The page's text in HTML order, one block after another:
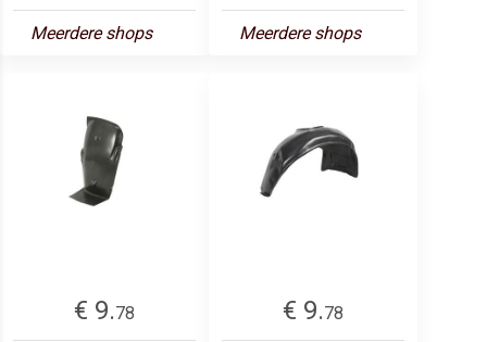
Meerdere shops Meerdere shops
€ 9.78
€ 9.78